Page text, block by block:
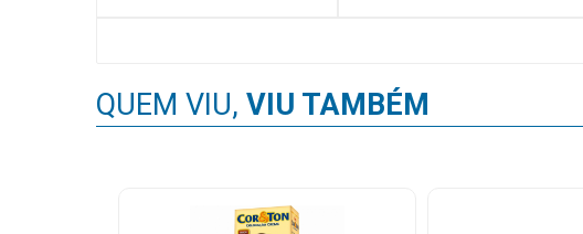
QUEM VIU, VIU TAMBÉM